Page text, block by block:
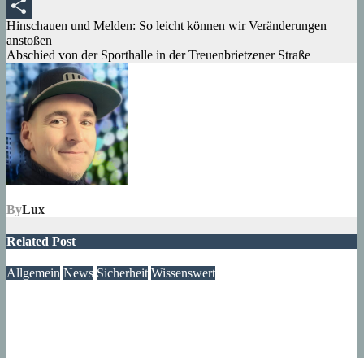
Tumblr
Teilen
Beitragsnavigation
Hinschauen und Melden: So leicht können wir Veränderungen
anstoßen
Abschied von der Sporthalle in der Treuenbrietzener Straße
ByLux
Related Post
Allgemein News Sicherheit Wissenswert